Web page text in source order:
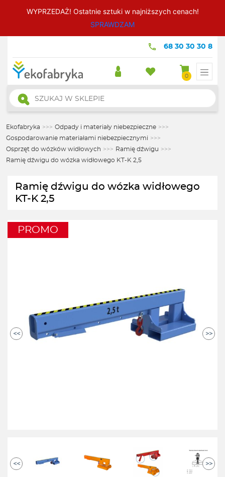
WYPRZEDAŻ! Ostatnie sztuki w najniższych cenach!
SPRAWDZAM
68 30 30 30 8
0
Wyszukiwarka
produktów
Ekofabryka >>> Odpady i materiały niebezpieczne >>>
Gospodarowanie materiałami niebezpiecznymi >>>
Osprzęt do wózków widłowych >>> Ramię dźwigu >>>
Ramię dźwigu do wózka widłowego KT-K 2,5
Ramię dźwigu do wózka widłowego
KT-K 2,5
PROMO
<< >>
<< >>